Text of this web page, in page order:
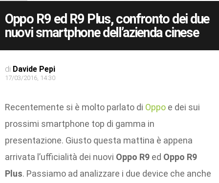
Oppo R9 ed R9 Plus, confronto dei due
nuovi smartphone dell’azienda cinese
di Davide Pepi
17/03/2016, 14:30
Recentemente si è molto parlato di Oppo e dei sui
prossimi smartphone top di gamma in
presentazione. Giusto questa mattina è appena
arrivata l’ufficialità dei nuovi Oppo R9 ed Oppo R9
Plus. Passiamo ad analizzare i due device che anche